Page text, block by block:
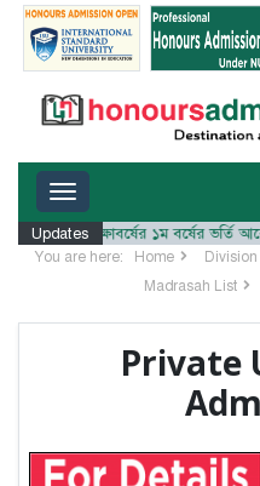
Toggle navigation
Updates
২০২৫-২৬ শিক্ষাবর্ষের ১ম বর্ষের ভর্তি
You are here: Home
Madrasah List
Private